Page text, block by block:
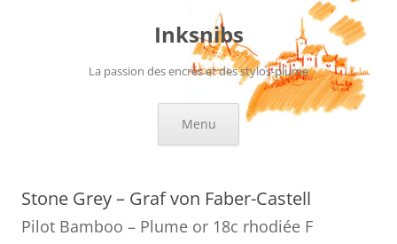
Inksnibs
La passion des encres et des stylos-plume
Menu
Stone Grey – Graf von Faber-Castell
Pilot Bamboo – Plume or 18c rhodiée F